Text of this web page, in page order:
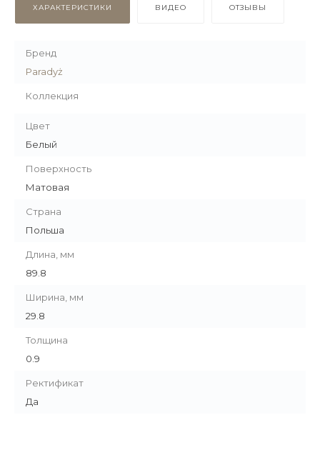
ХАРАКТЕРИСТИКИ ВИДЕО ОТЗЫВЫ
Бренд
Paradyż
Коллекция
Цвет
Белый
Поверхность
Матовая
Страна
Польша
Длина, мм
89.8
Ширина, мм
29.8
Толщина
0.9
Ректификат
Да